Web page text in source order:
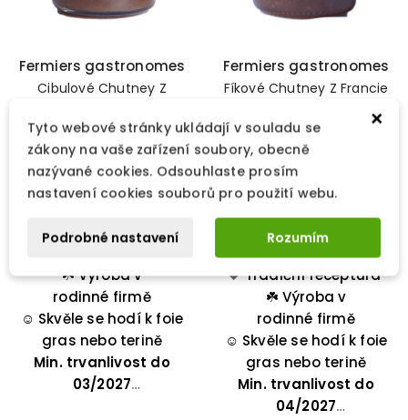
Fermiers gastronomes
Cibulové Chutney Z
85,00 Kč 68,00 Kč
PŘIDAT DO KOŠÍKU
Availability:5 In Stock
sváteční chvíle!
terinám či jiným
játrovým pochoutkám.
Podávejte s čerstvým
chlebem.
☘️Výroba v
rodinné firmě
☺️ Skvěle se hodí k foie
gras nebo terině
Min. trvanlivost do
03/2027
Fermiers gastronomes
Fíkové Chutney Z Francie
85,00 Kč 68,00 Kč
PŘIDAT DO KOŠÍKU
Availability:Out of
Dotek originality pro
sváteční chvíle!
Ideální k foie gras,
terinám či jiným
játrovým pochoutkám.
Podávejte s čerstvým
chlebem.
❤️Tradiční receptura
☘️ Výroba v
rodinné firmě
☺️ Skvěle se hodí k foie
gras nebo terině
Min. trvanlivost do
04/2027
×
Tyto webové stránky ukládají v souladu se
zákony na vaše zařízení soubory, obecně
nazývané cookies. Odsouhlaste prosím
nastavení cookies souborů pro použití webu.
Podrobné nastavení Rozumím